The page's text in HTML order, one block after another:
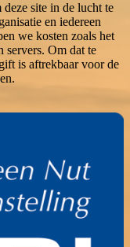
site in de lucht te
en iedereen
we kosten zoals het
servers. Om dat te
is aftrekbaar voor de